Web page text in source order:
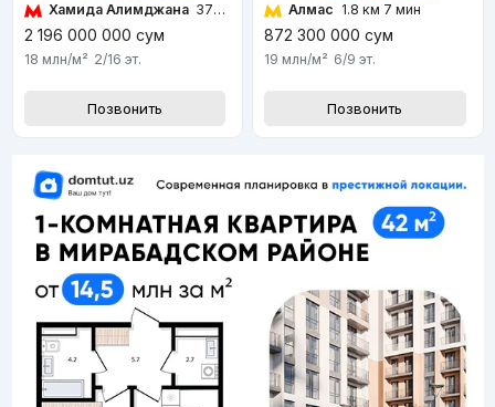
Хамида Алимджана 372 м 5 мин
2 196 000 000 сум
18 млн/м² 2/16 эт.
Позвонить
Алмас 1.8 км 7 мин
872 300 000 сум
19 млн/м² 6/9 эт.
Позвонить